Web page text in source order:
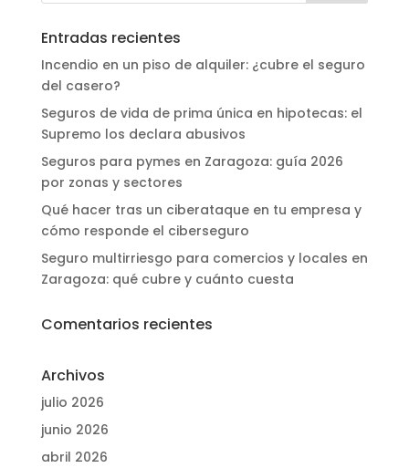
Entradas recientes
Incendio en un piso de alquiler: ¿cubre el seguro
del casero?
Seguros de vida de prima única en hipotecas: el
Supremo los declara abusivos
Seguros para pymes en Zaragoza: guía 2026
por zonas y sectores
Qué hacer tras un ciberataque en tu empresa y
cómo responde el ciberseguro
Seguro multirriesgo para comercios y locales en
Zaragoza: qué cubre y cuánto cuesta
Comentarios recientes
Archivos
julio 2026
junio 2026
abril 2026